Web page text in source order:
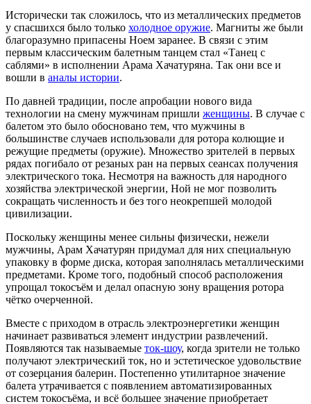
Исторически так сложилось, что из металлических предметов
у спасшихся было только холодное оружие. Магниты же были
благоразумно припасены Ноем заранее. В связи с этим
первым классическим балетным танцем стал «Танец с
саблями» в исполнении Арама Хачатуряна. Так они все и
вошли в аналы истории.
По давней традиции, после апробации нового вида
технологии на смену мужчинам пришли женщины. В случае с
балетом это было обосновано тем, что мужчины в
большинстве случаев использовали для ротора колющие и
режущие предметы (оружие). Множество зрителей в первых
рядах погибало от резаных ран на первых сеансах получения
электрического тока. Несмотря на важность для народного
хозяйства электрической энергии, Ной не мог позволить
сокращать численность и без того неокрепшей молодой
цивилизации.
Поскольку женщины менее сильны физически, нежели
мужчины, Арам Хачатурян придумал для них специальную
упаковку в форме диска, которая заполнялась металлическими
предметами. Кроме того, подобный способ расположения
упрощал токосъём и делал опасную зону вращения ротора
чётко очерченной.
Вместе с приходом в отрасль электроэнергетики женщин
начинает развиваться элемент индустрии развлечений.
Появляются так называемые ток-шоу, когда зрители не только
получают электрический ток, но и эстетическое удовольствие
от созерцания балерин. Постепенно утилитарное значение
балета утрачивается с появлением автоматизированных
систем токосъёма, и всё большее значение приобретает